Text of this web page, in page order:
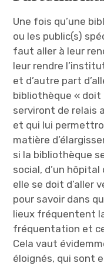
Une fois qu’une
ou les public(s)
faut aller à leur
leur rendre
et d’autre part
bibliothèque « doit
serviront de relais
et qui lui
matière
si la bibliothèque
social, d’un
elle se doit d’aller
pour savoir dans
lieux fréquentent
fréquentation et
Cela vaut
éloignés, qui sont